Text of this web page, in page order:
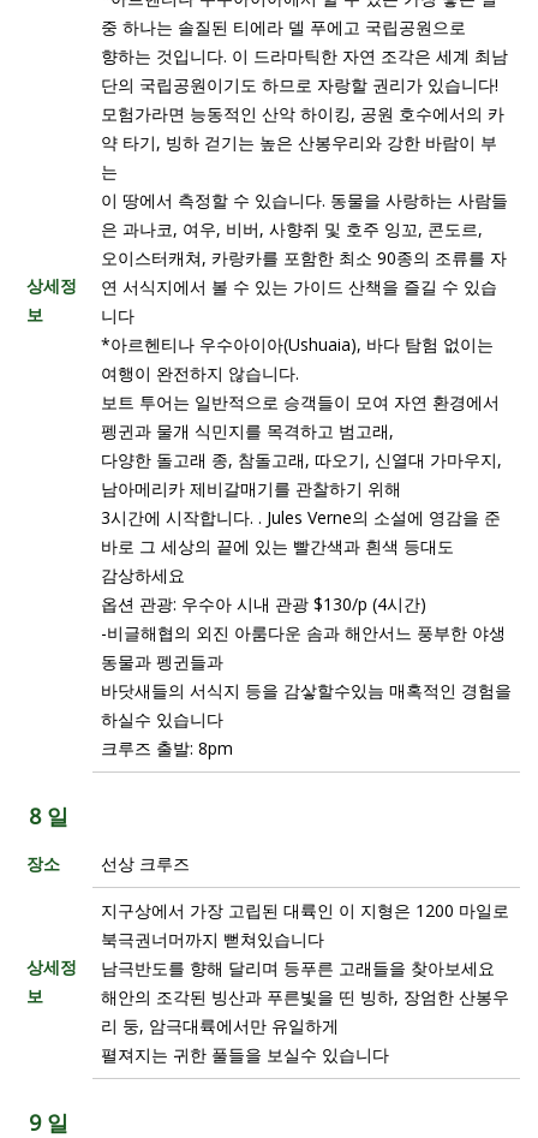
상세정
보
중 하나는 솔질된 티에라 델 푸에고 국립공원으로
향하는 것입니다. 이 드라마틱한 자연 조각은 세계 최남
단의 국립공원이기도 하므로 자랑할 권리가 있습니다!
모험가라면 능동적인 산악 하이킹, 공원 호수에서의 카
약 타기, 빙하 걷기는 높은 산봉우리와 강한 바람이 부
는
이 땅에서 측정할 수 있습니다. 동물을 사랑하는 사람들
은 과나코, 여우, 비버, 사향쥐 및 호주 잉꼬, 콘도르,
오이스터캐쳐, 카랑카를 포함한 최소 90종의 조류를 자
연 서식지에서 볼 수 있는 가이드 산책을 즐길 수 있습
니다
*아르헨티나 우수아이아(Ushuaia), 바다 탐험 없이는
여행이 완전하지 않습니다.
보트 투어는 일반적으로 승객들이 모여 자연 환경에서
펭귄과 물개 식민지를 목격하고 범고래,
다양한 돌고래 종, 참돌고래, 따오기, 신열대 가마우지,
남아메리카 제비갈매기를 관찰하기 위해
3시간에 시작합니다. . Jules Verne의 소설에 영감을 준
바로 그 세상의 끝에 있는 빨간색과 흰색 등대도
감상하세요
옵션 관광: 우수아 시내 관광 $130/p (4시간)
-비글해협의 외진 아룸다운 솜과 해안서느 풍부한 야생
동물과 펭귄들과
바닷새들의 서식지 등을 감샇할수있늠 매혹적인 경험을
하실수 있습니다
크루즈 출발: 8pm
8 일
장소 선상 크루즈
상세정
보
지구상에서 가장 고립된 대륙인 이 지형은 1200 마일로
북극권너머까지 뻗쳐있습니다
남극반도를 향해 달리며 등푸른 고래들을 찾아보세요
해안의 조각된 빙산과 푸른빛을 띤 빙하, 장엄한 산봉우
리 둥, 암극대륙에서만 유일하게
펼져지는 귀한 풀들을 보실수 있습니다
9 일